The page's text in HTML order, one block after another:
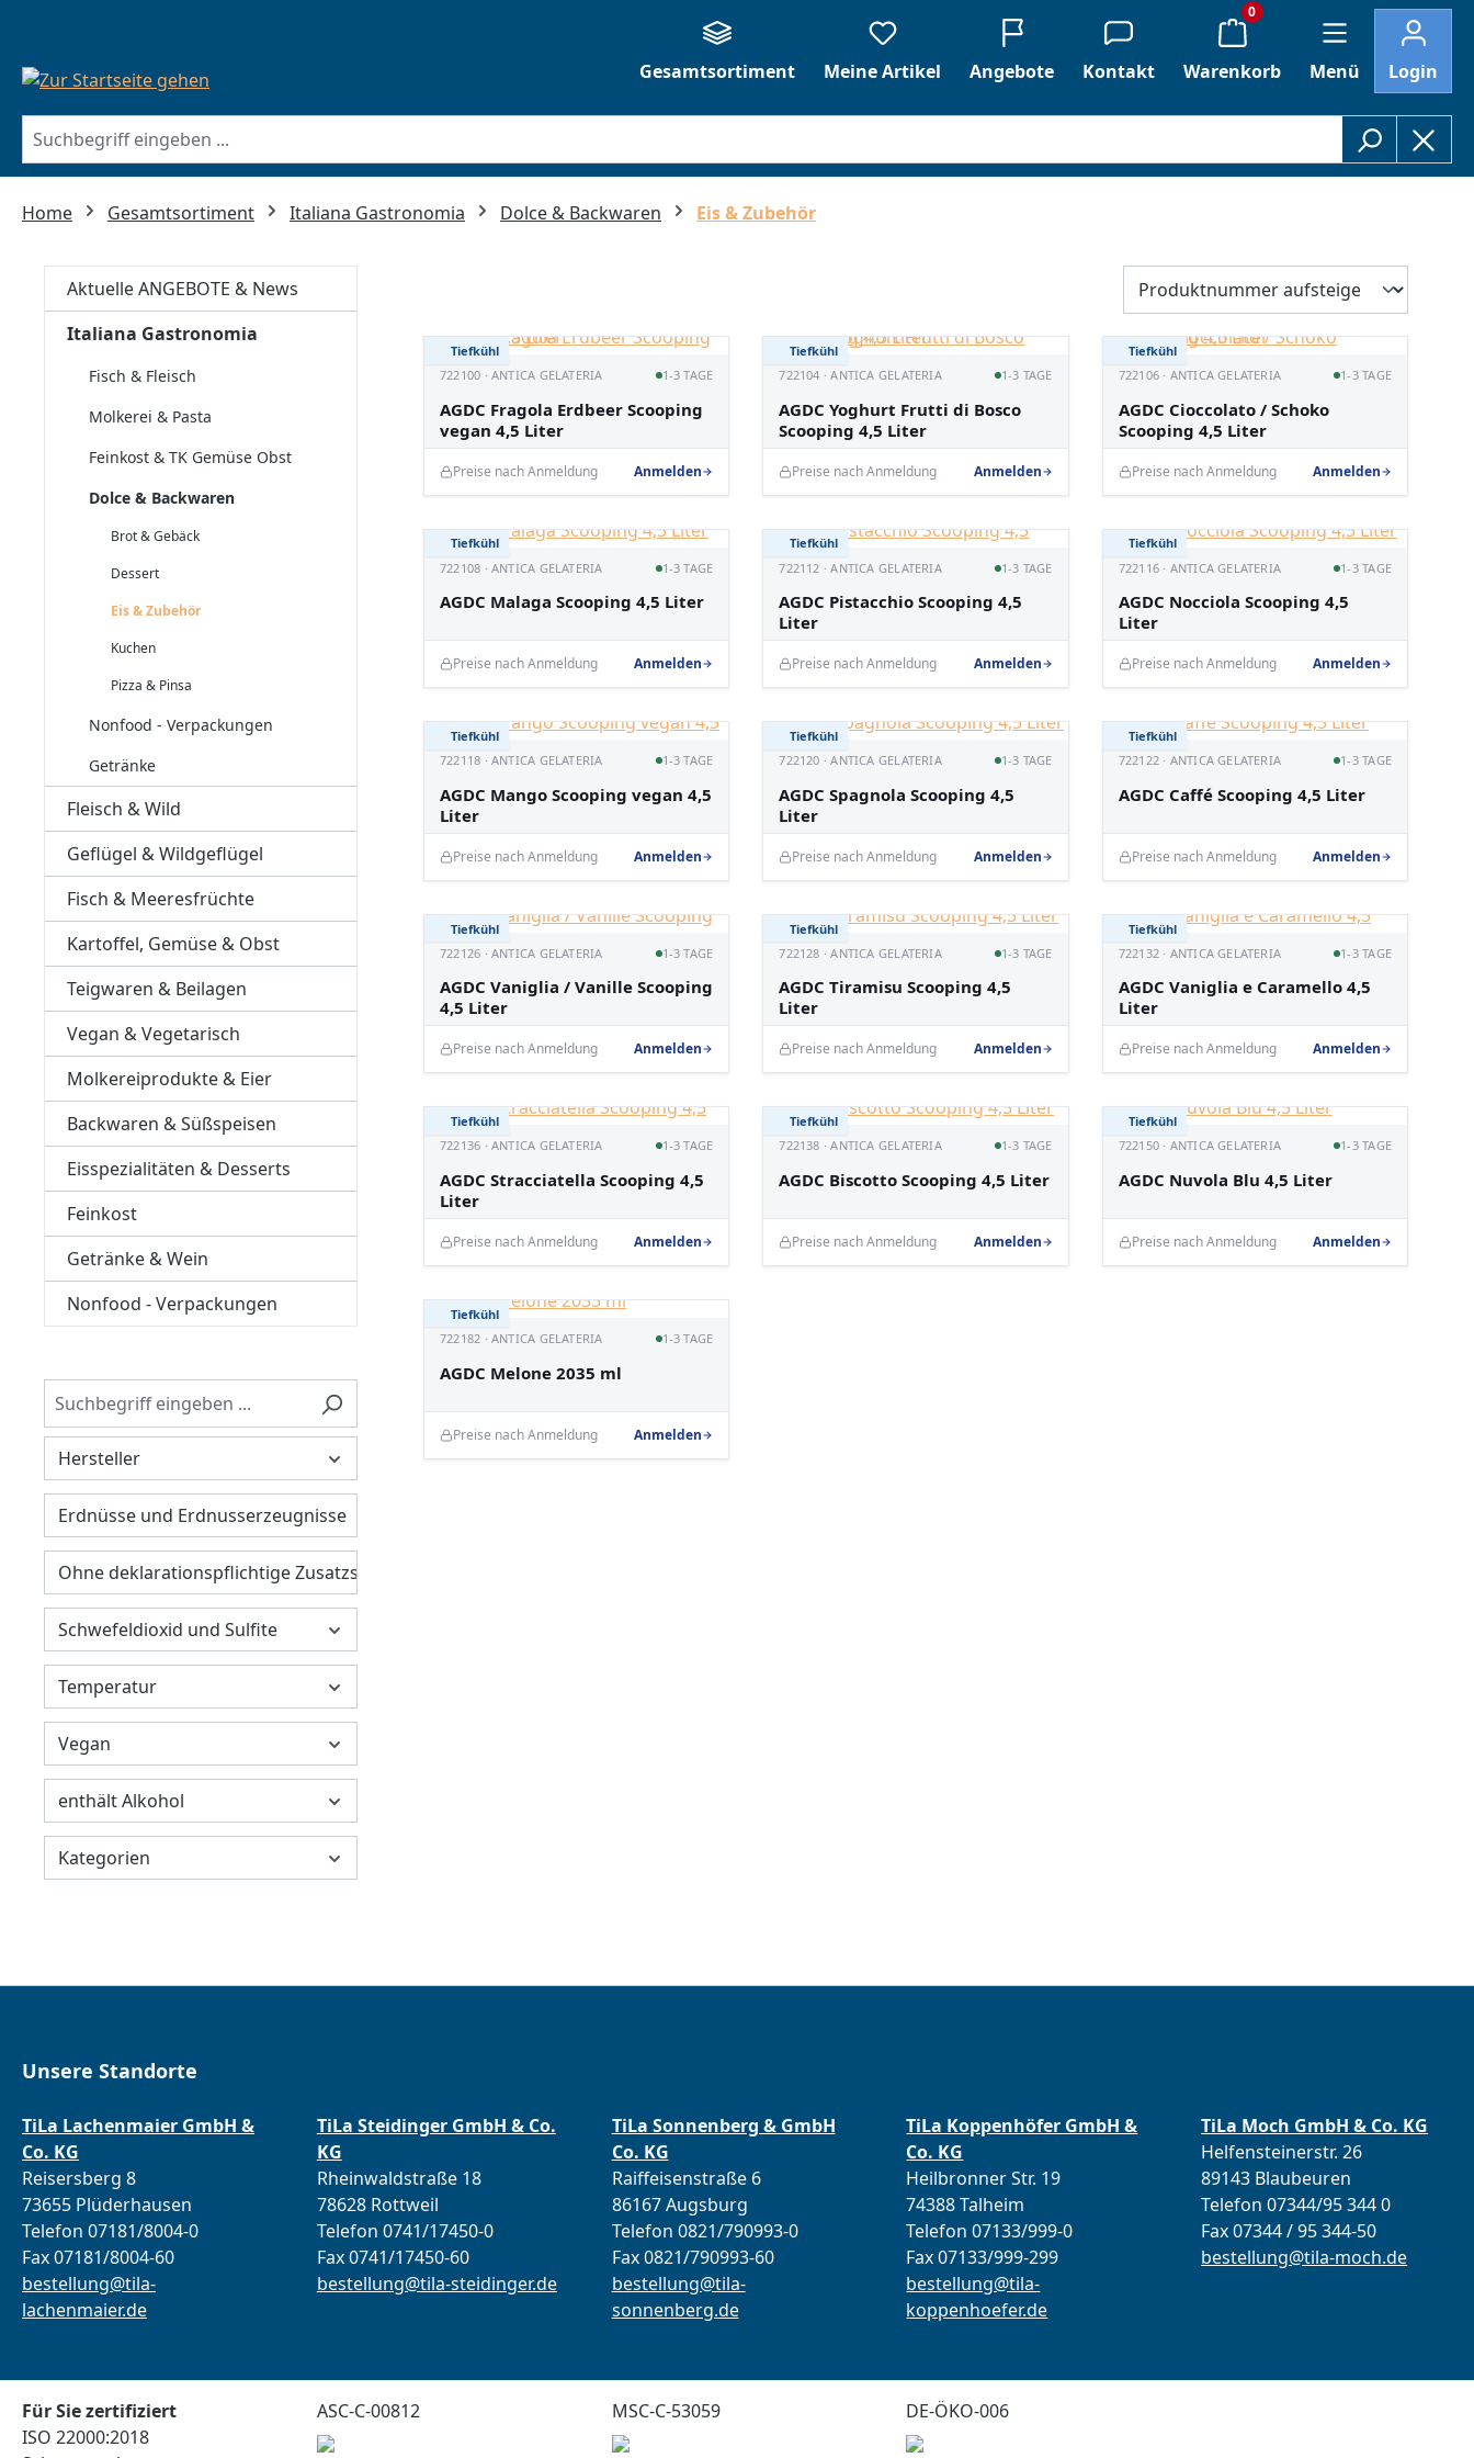
Gesamtsortiment
Meine Artikel Angebote Kontakt
0
Warenkorb Menü Login
Home Gesamtsortiment Italiana Gastronomia Dolce & Backwaren Eis & Zubehör
Aktuelle ANGEBOTE & News
Italiana Gastronomia
Fisch & Fleisch
Molkerei & Pasta
Feinkost & TK Gemüse Obst
Dolce & Backwaren
Brot & Gebäck
Dessert
Eis & Zubehör
Kuchen
Pizza & Pinsa
Nonfood - Verpackungen
Getränke
Fleisch & Wild
Geflügel & Wildgeflügel
Fisch & Meeresfrüchte
Kartoffel, Gemüse & Obst
Teigwaren & Beilagen
Vegan & Vegetarisch
Molkereiprodukte & Eier
Backwaren & Süßspeisen
Eisspezialitäten & Desserts
Feinkost
Getränke & Wein
Nonfood - Verpackungen
Hersteller
Erdnüsse und Erdnusserzeugnisse
Ohne deklarationspflichtige Zusatzstoffe
Schwefeldioxid und Sulfite
Temperatur
Vegan
enthält Alkohol
Kategorien
Tiefkühl
722100 · ANTICA GELATERIA
1-3 TAGE
AGDC Fragola Erdbeer Scooping
vegan 4,5 Liter
Preise nach Anmeldung Anmelden
Tiefkühl
722104 · ANTICA GELATERIA
1-3 TAGE
AGDC Yoghurt Frutti di Bosco
Scooping 4,5 Liter
Preise nach Anmeldung Anmelden
Tiefkühl
722106 · ANTICA GELATERIA
1-3 TAGE
AGDC Cioccolato / Schoko
Scooping 4,5 Liter
Preise nach Anmeldung Anmelden
Tiefkühl
722108 · ANTICA GELATERIA
1-3 TAGE
AGDC Malaga Scooping 4,5 Liter
Preise nach Anmeldung Anmelden
Tiefkühl
722112 · ANTICA GELATERIA
1-3 TAGE
AGDC Pistacchio Scooping 4,5
Liter
Preise nach Anmeldung Anmelden
Tiefkühl
722116 · ANTICA GELATERIA
1-3 TAGE
AGDC Nocciola Scooping 4,5
Liter
Preise nach Anmeldung Anmelden
Tiefkühl
722118 · ANTICA GELATERIA
1-3 TAGE
AGDC Mango Scooping vegan 4,5
Liter
Preise nach Anmeldung Anmelden
Tiefkühl
722120 · ANTICA GELATERIA
1-3 TAGE
AGDC Spagnola Scooping 4,5
Liter
Preise nach Anmeldung Anmelden
Tiefkühl
722122 · ANTICA GELATERIA
1-3 TAGE
AGDC Caffé Scooping 4,5 Liter
Preise nach Anmeldung Anmelden
Tiefkühl
722126 · ANTICA GELATERIA
1-3 TAGE
AGDC Vaniglia / Vanille Scooping
4,5 Liter
Preise nach Anmeldung Anmelden
Tiefkühl
722128 · ANTICA GELATERIA
1-3 TAGE
AGDC Tiramisu Scooping 4,5
Liter
Preise nach Anmeldung Anmelden
Tiefkühl
722132 · ANTICA GELATERIA
1-3 TAGE
AGDC Vaniglia e Caramello 4,5
Liter
Preise nach Anmeldung Anmelden
Tiefkühl
722136 · ANTICA GELATERIA
1-3 TAGE
AGDC Stracciatella Scooping 4,5
Liter
Preise nach Anmeldung Anmelden
Tiefkühl
722138 · ANTICA GELATERIA
1-3 TAGE
AGDC Biscotto Scooping 4,5 Liter
Preise nach Anmeldung Anmelden
Tiefkühl
722150 · ANTICA GELATERIA
1-3 TAGE
AGDC Nuvola Blu 4,5 Liter
Preise nach Anmeldung Anmelden
Tiefkühl
722182 · ANTICA GELATERIA
1-3 TAGE
AGDC Melone 2035 ml
Preise nach Anmeldung Anmelden
Unsere Standorte
TiLa Lachenmaier GmbH &
Co. KG
Reisersberg 8
73655 Plüderhausen
Telefon 07181/8004-0
Fax 07181/8004-60
bestellung@tila-
lachenmaier.de
TiLa Steidinger GmbH & Co.
KG
Rheinwaldstraße 18
78628 Rottweil
Telefon 0741/17450-0
Fax 0741/17450-60
bestellung@tila-steidinger.de
TiLa Sonnenberg & GmbH
Co. KG
Raiffeisenstraße 6
86167 Augsburg
Telefon 0821/790993-0
Fax 0821/790993-60
bestellung@tila-
sonnenberg.de
TiLa Koppenhöfer GmbH &
Co. KG
Heilbronner Str. 19
74388 Talheim
Telefon 07133/999-0
Fax 07133/999-299
bestellung@tila-
koppenhoefer.de
TiLa Moch GmbH & Co. KG
Helfensteinerstr. 26
89143 Blaubeuren
Telefon 07344/95 344 0
Fax 07344 / 95 344-50
bestellung@tila-moch.de
Für Sie zertifiziert
ISO 22000:2018
ASC-C-00812 MSC-C-53059 DE-ÖKO-006